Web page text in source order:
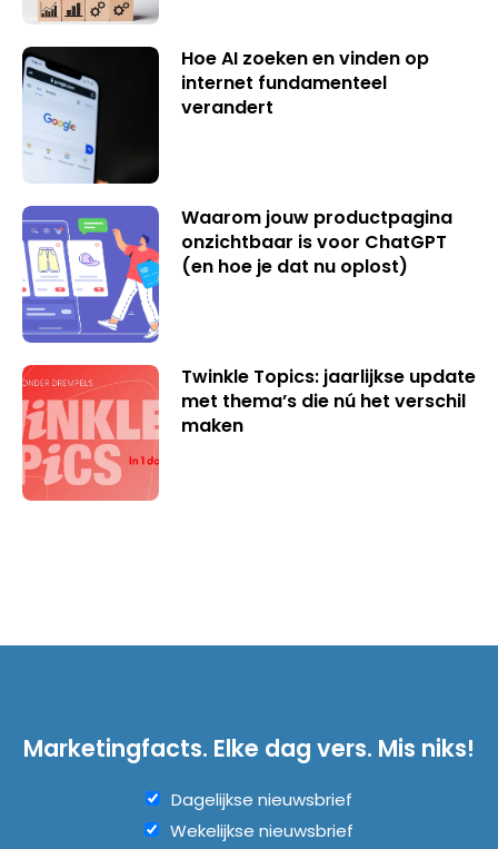
Hoe AI zoeken en vinden op
internet fundamenteel
verandert
Waarom jouw productpagina
onzichtbaar is voor ChatGPT
(en hoe je dat nu oplost)
Twinkle Topics: jaarlijkse update
met thema’s die nú het verschil
maken
Marketingfacts. Elke dag vers. Mis niks!
Dagelijkse nieuwsbrief
Wekelijkse nieuwsbrief